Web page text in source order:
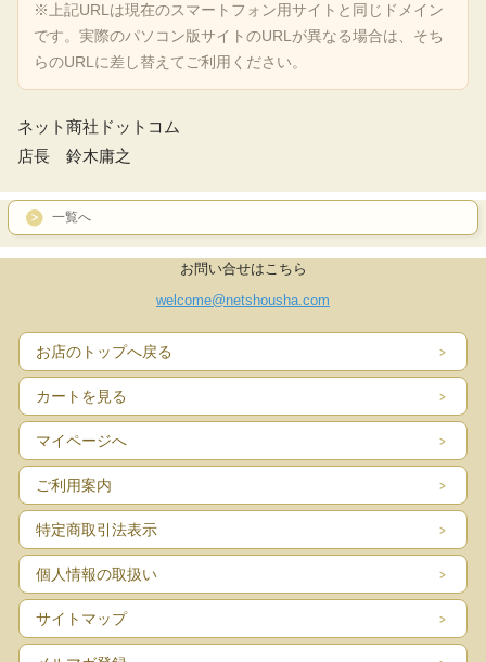
※上記URLは現在のスマートフォン用サイトと同じドメイン
です。実際のパソコン版サイトのURLが異なる場合は、そち
らのURLに差し替えてご利用ください。
ネット商社ドットコム
店長 鈴木庸之
一覧へ
お問い合せはこちら
welcome@netshousha.com
お店のトップへ戻る
カートを見る
マイページへ
ご利用案内
特定商取引法表示
個人情報の取扱い
サイトマップ